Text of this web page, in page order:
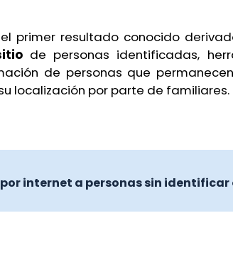
primer resultado conocido
de personas identificadas,
de personas que
localización por parte de familiares.
internet a personas sin identificar